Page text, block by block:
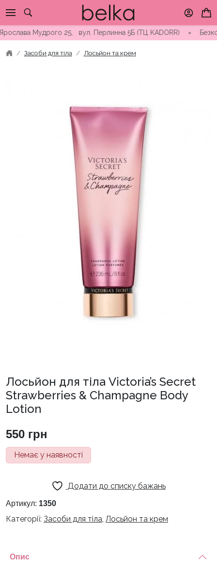
to
contentМудрого 25, вул. Перлинна 5Б (ТЦ KADORR) ∘
Засоби для тіла Лосьйон та крем
Лосьйон для тіла Victoria’s Secret
Strawberries & Champagne Body
Lotion
550 грн
Немає у наявності
Додати до списку бажань
Артикул: 1350
Категорії: Засоби для тіла, Лосьйон та крем
Опис